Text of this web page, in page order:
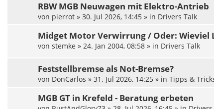
RBW MGB Neuwagen mit Elektro-Antrieb
von pierrot » 30. Jul 2026, 14:45 » in Drivers Talk
Midget Motor Verwirrung / Oder: Wieviel
von stemke » 24. Jan 2004, 08:58 » in Drivers Talk
Feststellbremse als Not-Bremse?
von DonCarlos » 31. Jul 2026, 14:25 » in Tipps &
MGB GT in Krefeld - Beratung erbeten